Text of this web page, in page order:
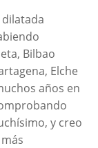
Bilbao
Elche
años en
y creo